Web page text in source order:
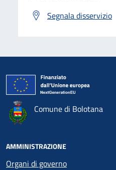
Segnala disservizio
Comune di Bolotana
AMMINISTRAZIONE
Organi di governo